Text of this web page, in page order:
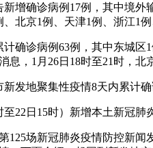
增确诊病例17例，其中境
北京1例、天津1例、浙江1
计确诊病例63例，其中东城
息，1月26日18时至21时，
新发地聚集性疫情8天内累计
22日15时）新增本土新冠肺
125场新冠肺炎疫情防控新